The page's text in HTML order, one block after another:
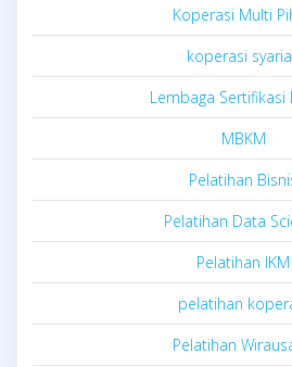
Koperasi Multi
koperasi
Lembaga Sertifikasi
MBKM
Pelatihan
Pelatihan Data
Pelatihan IKM
pelatihan
Pelatihan